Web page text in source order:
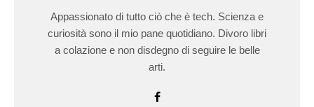
Appassionato di tutto ciò che è tech. Scienza e
curiosità sono il mio pane quotidiano. Divoro libri
a colazione e non disdegno di seguire le belle
arti.